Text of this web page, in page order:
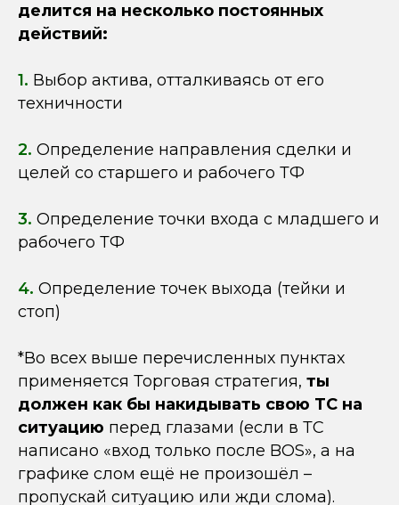
делится на несколько постоянных
действий:
1. Выбор актива, отталкиваясь от его
техничности
2. Определение направления сделки и
целей со старшего и рабочего ТФ
3. Определение точки входа с младшего и
рабочего ТФ
4. Определение точек выхода (тейки и
стоп)
*Во всех выше перечисленных пунктах
применяется Торговая стратегия, ты
должен как бы накидывать свою ТС на
ситуацию перед глазами (если в ТС
написано «вход только после BOS», а на
графике слом ещё не произошёл –
пропускай ситуацию или жди слома).